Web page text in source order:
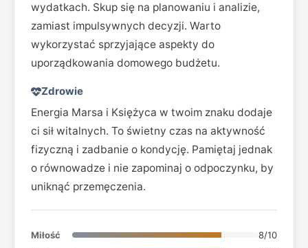
wydatkach. Skup się na planowaniu i analizie,
zamiast impulsywnych decyzji. Warto
wykorzystać sprzyjające aspekty do
uporządkowania domowego budżetu.
Zdrowie
Energia Marsa i Księżyca w twoim znaku dodaje
ci sił witalnych. To świetny czas na aktywność
fizyczną i zadbanie o kondycję. Pamiętaj jednak
o równowadze i nie zapominaj o odpoczynku, by
uniknąć przemęczenia.
Miłość
8/10